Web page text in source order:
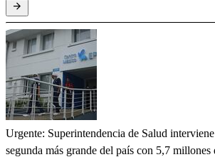
Urgente: Superintendencia de Salud
segunda más grande del país con 5,7 millones